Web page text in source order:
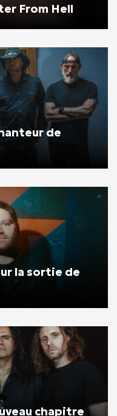
From Hell
de
la sortie de
chapitre